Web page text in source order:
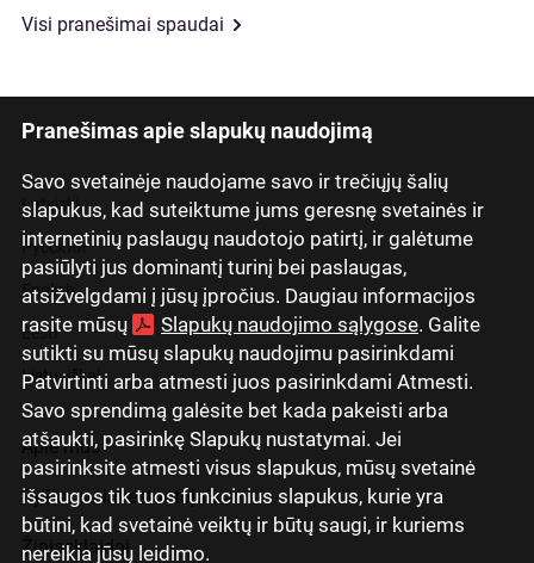
Pranešimas apie slapukų naudojimą
Savo svetainėje naudojame savo ir trečiųjų šalių
slapukus, kad suteiktume jums geresnę svetainės ir
internetinių paslaugų naudotojo patirtį, ir galėtume
pasiūlyti jus dominantį turinį bei paslaugas,
atsižvelgdami į jūsų įpročius. Daugiau informacijos
rasite mūsų
Slapukų naudojimo sąlygose. Galite
sutikti su mūsų slapukų naudojimu pasirinkdami
Patvirtinti arba atmesti juos pasirinkdami Atmesti.
Savo sprendimą galėsite bet kada pakeisti arba
atšaukti, pasirinkę Slapukų nustatymai. Jei
pasirinksite atmesti visus slapukus, mūsų svetainė
išsaugos tik tuos funkcinius slapukus, kurie yra
būtini, kad svetainė veiktų ir būtų saugi, ir kuriems
nereikia jūsų leidimo.
Visi pranešimai spaudai
Latviski
Русский
English
Eesti
Lietuviškai
Apie mus
Ryšiai su investuotojais
Žiniasklaidai